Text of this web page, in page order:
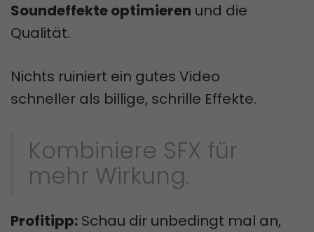
Soundeffekte optimieren und die
Qualität.
Nichts ruiniert ein gutes Video
schneller als billige, schrille Effekte.
Kombiniere SFX für
mehr Wirkung.
Profitipp: Schau dir unbedingt mal an,